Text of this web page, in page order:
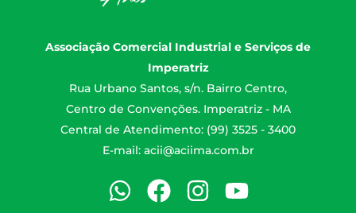
Associação Comercial Industrial e Serviços de
Imperatriz
Rua Urbano Santos, s/n. Bairro Centro,
Centro de Convenções. Imperatriz - MA
Central de Atendimento: (99) 3525 - 3400
E-mail: acii@aciima.com.br